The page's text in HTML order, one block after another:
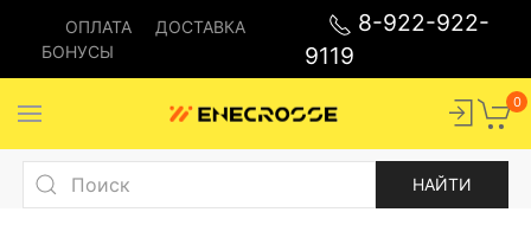
ОПЛАТА
ДОСТАВКА
БОНУСЫ
8-922-922-
9119
0